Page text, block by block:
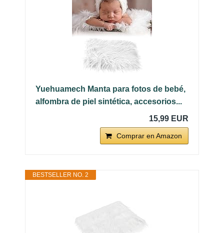
Yuehuamech Manta para fotos de bebé,
alfombra de piel sintética, accesorios...
15,99 EUR
Comprar en Amazon
BESTSELLER NO. 2